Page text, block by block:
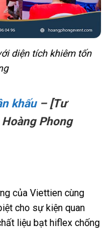
diện tích khiêm tốn
khấu– [Tư
Phong
của Viettien cùng
cho sự kiện quan
liệu bạt hiflex chống